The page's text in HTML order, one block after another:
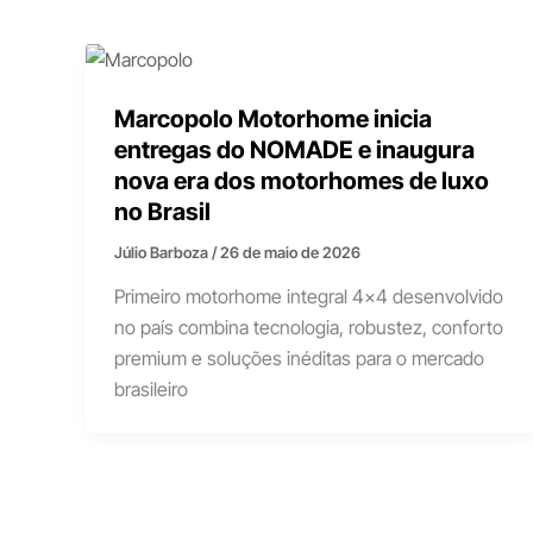
Marcopolo Motorhome inicia
entregas do NOMADE e inaugura
nova era dos motorhomes de luxo
no Brasil
Júlio Barboza/26 de maio de 2026
Primeiro motorhome integral 4×4 desenvolvido
no país combina tecnologia, robustez, conforto
premium e soluções inéditas para o mercado
brasileiro